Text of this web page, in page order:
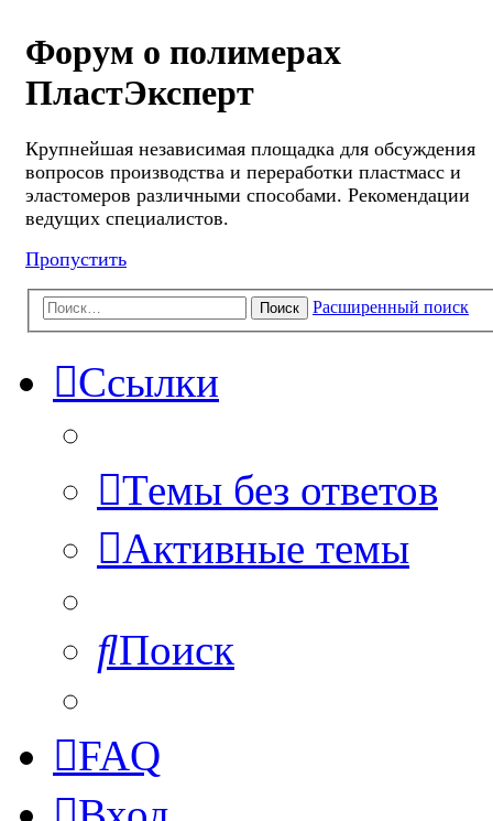
Форум о полимерах
ПластЭксперт
Крупнейшая независимая площадка для обсуждения
вопросов производства и переработки пластмасс и
эластомеров различными способами. Рекомендации
ведущих специалистов.
Пропустить
Поиск Расширенный поиск
Ссылки
Темы без ответов
Активные темы
Поиск
FAQ